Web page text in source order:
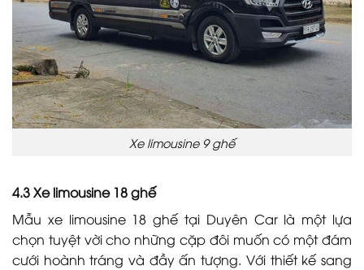
Xe limousine 9 ghế
4.3 Xe limousine 18 ghế
Mẫu xe limousine 18 ghế tại Duyên Car là một lựa
chọn tuyệt vời cho những cặp đôi muốn có một đám
cưới hoành tráng và đầy ấn tượng. Với thiết kế sang